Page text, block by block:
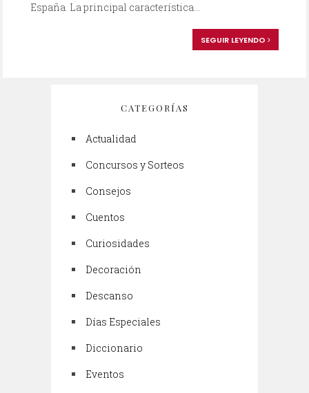
España. La principal característica...
SEGUIR LEYENDO
CATEGORÍAS
Actualidad
Concursos y Sorteos
Consejos
Cuentos
Curiosidades
Decoración
Descanso
Días Especiales
Diccionario
Eventos